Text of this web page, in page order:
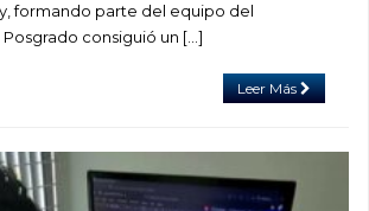
formando parte del equipo del
consiguió un […]
Leer Más